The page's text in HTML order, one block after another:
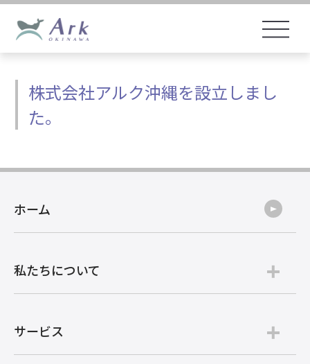
株式会社アルク沖縄を設立しまし
た。
ホーム
私たちについて
サービス